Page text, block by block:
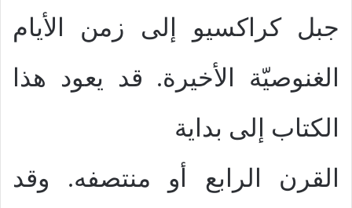
جبل كراكسيو إلى زمن الأيام
الغنوصيّة الأخيرة. قد يعود هذا
الكتاب إلى بداية
القرن الرابع أو منتصفه. وقد